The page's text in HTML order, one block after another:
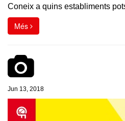
Coneix a quins establiments
Més
Jun 13, 2018